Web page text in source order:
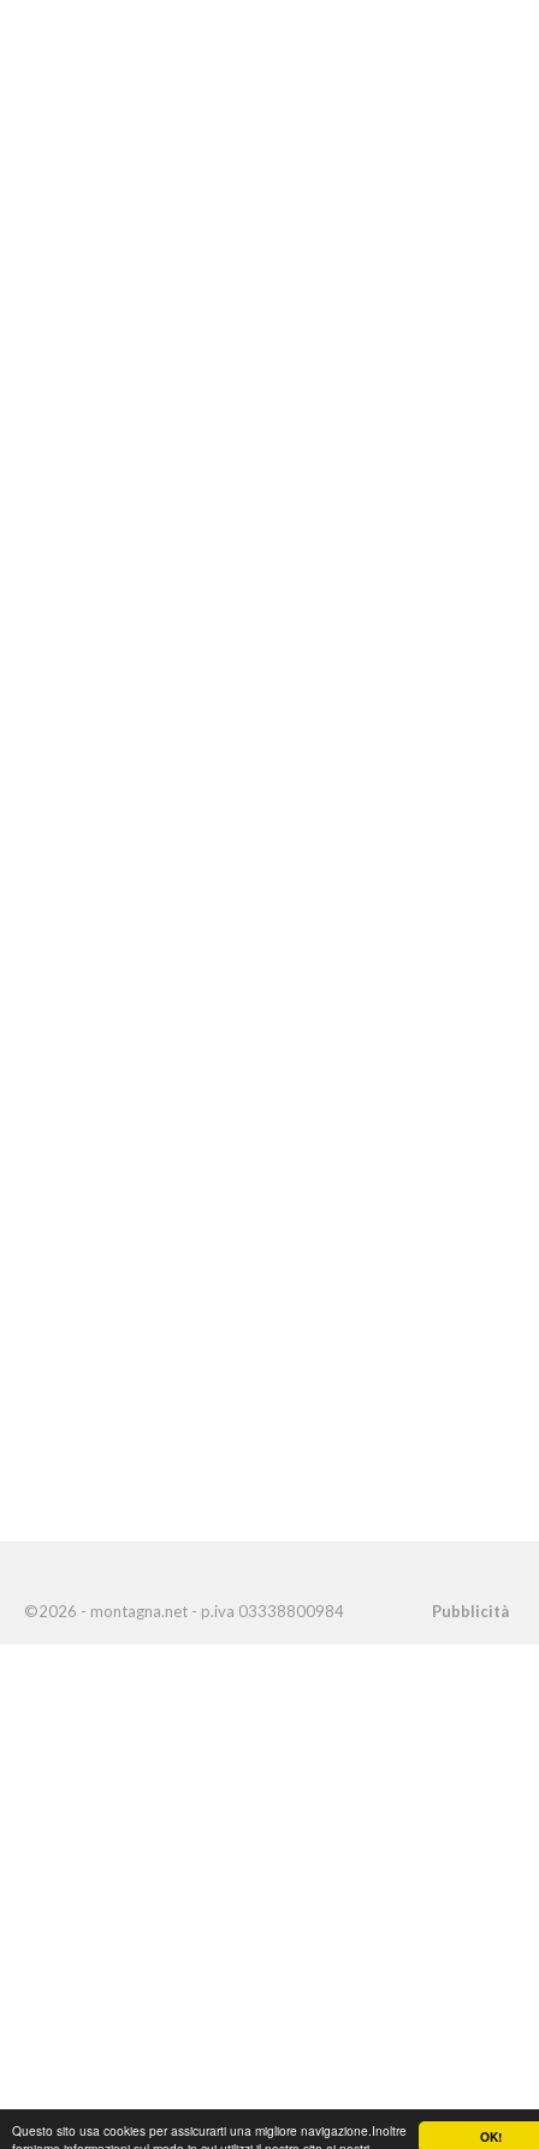
OK!
Questo sito usa cookies per assicurarti una migliore navigazione.Inoltre
©2026 - montagna.net - p.iva 03338800984 Pubblicità